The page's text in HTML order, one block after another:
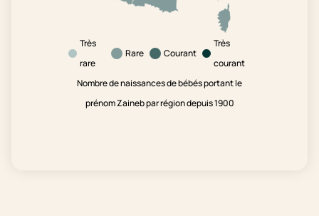
Très
rare
Rare Courant
Très
courant
Nombre de naissances de bébés portant le
prénom Zaineb par région depuis 1900